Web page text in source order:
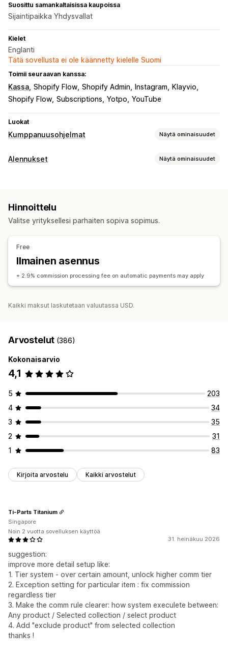
Suosittu samankaltaisissa kaupoissa
Sijaintipaikka Yhdysvallat
Kielet
Englanti
Tätä sovellusta ei ole käännetty kielelle Suomi
Toimii seuraavan kanssa:
Kassa Shopify Flow Shopify Admin Instagram
Klayvio
Shopify Flow Subscriptions Yotpo YouTube
Luokat
Kumppanuusohjelmat Näytä ominaisuudet
Provisiovaihtoehdot
Suositusten hallinnointi
Kumppanilinkit
Analytiikka
Automaattinen seuranta
Kumppanikokemus
Sivun luominen Mukautettu rekisteröinti
Mukautetut linkit ja alennukset
Automaattiset maksut Ajastetut maksut
Alennukset Näytä ominaisuudet
Toimitushinnat
Hinnoittelu
Valitse yrityksellesi parhaiten sopiva sopimus.
Free
Ilmainen asennus
+ 2.9% commission processing fee on automatic payments may apply
Kaikki maksut laskutetaan valuutassa USD.
Arvostelut (386)
Kokonaisarvio
4,1
5
203
4
34
3
35
2
31
1
83
Kirjoita arvostelu Kaikki arvostelut
31. heinäkuu 2026
suggestion:
improve more detail setup like:
1. Tier system - over certain amount, unlock higher comm tier
2. Exception setting for particular item : fix commission
regardless tier
3. Make the comm rule clearer: how system execulete between:
Any product / Selected collection / select product
4. Add "exclude product" from selected collection
thanks !
Ti-Parts Titanium
Singapore
Noin 2 vuotta sovelluksen käyttöä